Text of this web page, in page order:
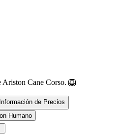
Ariston Cane Corso. 🦁
de Precios
Humano